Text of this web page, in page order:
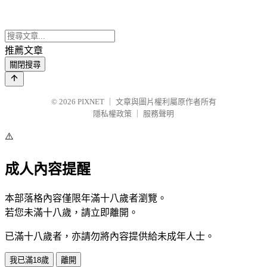
推薦文章
關閉搜尋
© 2026 PIXNET
文章與圖片權利屬原作者所有
隱私權政策
服務聲明
⚠️
成人內容提醒
本部落格內容僅限年滿十八歲者瀏覽。
若您未滿十八歲，請立即離開。
已滿十八歲者，亦請勿將內容提供給未成年人士。
我已滿18歲 離開